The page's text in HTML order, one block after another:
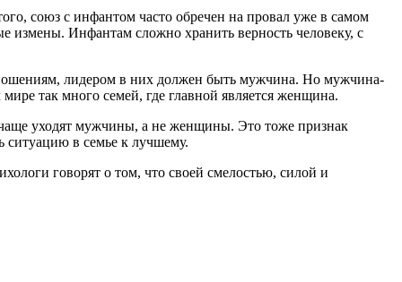
союз с инфантом часто обречен на провал уже в самом
измены. Инфантам сложно хранить верность человеку, с
лидером в них должен быть мужчина. Но мужчина-
так много семей, где главной является женщина.
чаще уходят мужчины, а не женщины. Это тоже признак
ситуацию в семье к лучшему.
говорят о том, что своей смелостью, силой и